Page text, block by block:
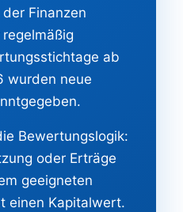
Finanzen
ab
wurden neue
Bewertungslogik:
oder Erträge
geeigneten
einen Kapitalwert.